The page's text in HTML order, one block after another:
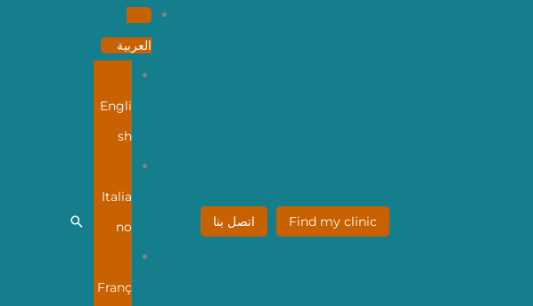
Find my clinic اتصل بنا
العربية
Engli
sh
Italia
no
Franç
البحث